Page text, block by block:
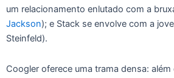
um relacionamento enlutado com a
Jackson); e Stack se envolve com a
Steinfeld).
Coogler oferece uma trama densa: